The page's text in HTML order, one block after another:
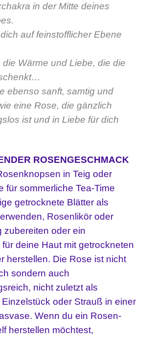
in der Mitte deines
auf feinstofflicher Ebene
die Wärme und Liebe, die die
ebenso sanft, samtig und
eine Rose, die gänzlich
ist und in Liebe für dich
ROSENGESCHMACK
in Teig oder
für sommerliche Tea-Time
getrocknete Blätter als
Rosenlikör oder
zubereiten oderein
deine Haut mit getrockneten
herstellen. Die Rose ist nicht
sondern auch
nicht zuletzt als
oder Strauß in einer
Wenn du ein Rosen-
herstellen möchtest,